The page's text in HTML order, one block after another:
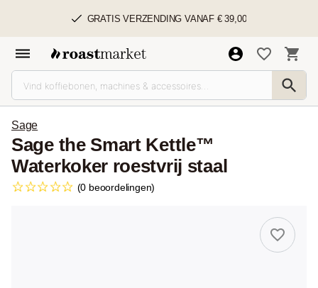
GRATIS VERZENDING VANAF € 39,00
Sage
Sage the Smart Kettle™
Waterkoker roestvrij staal
(0 beoordelingen)